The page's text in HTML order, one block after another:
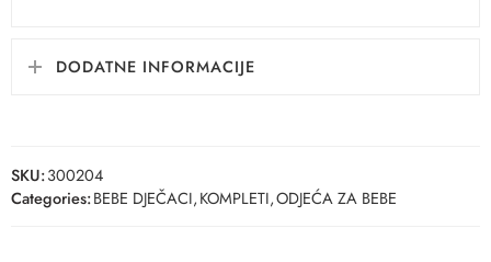
DODATNE INFORMACIJE
SKU:300204
Categories:BEBE DJEČACI,KOMPLETI,ODJEĆA ZA BEBE